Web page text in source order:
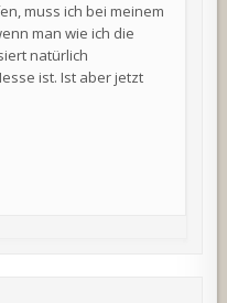
muss ich bei meinem
man wie ich die
natürlich
ist. Ist aber jetzt